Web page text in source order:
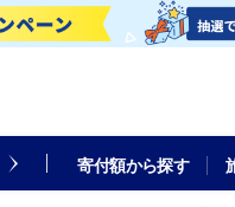
寄付額から探す